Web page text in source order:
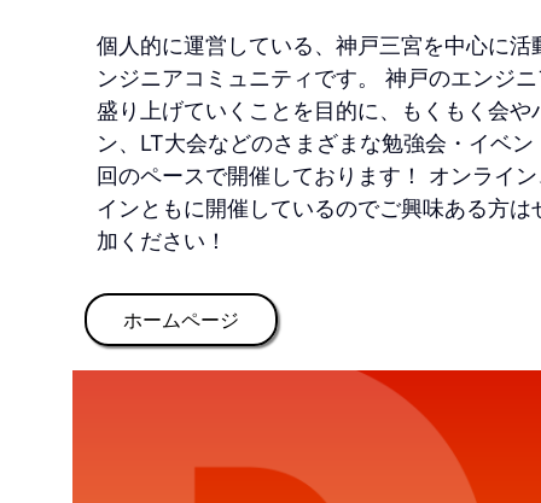
個人的に運営している、神戸三宮を中心に活
ンジニアコミュニティです。 神戸のエンジ
盛り上げていくことを目的に、もくもく会や
ン、LT大会などのさまざまな勉強会・イベン
回のペースで開催しております！ オンライ
インともに開催しているのでご興味ある方は
加ください！
ホームページ